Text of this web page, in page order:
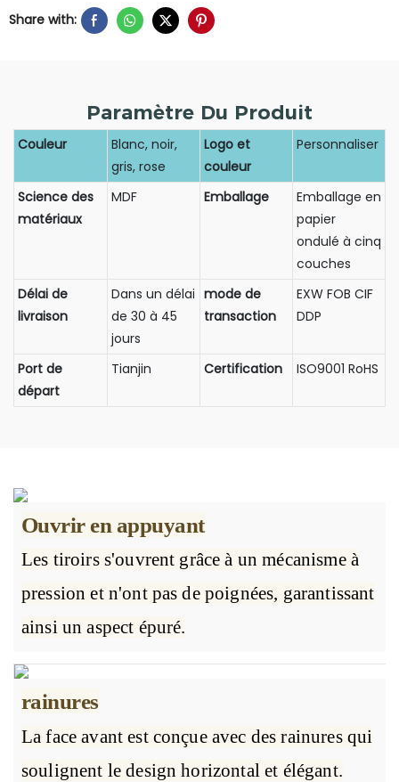
Share with:
Paramètre Du Produit
Couleur
Blanc, noir,
gris, rose
Logo et
couleur
Personnaliser
Science des
matériaux
MDF Emballage
Emballage en
papier
ondulé à cinq
couches
Délai de
livraison
Dans un délai
de 30 à 45
jours
mode de
transaction
EXW FOB CIF
DDP
Port de
départ
Tianjin Certification ISO9001 RoHS
Ouvrir en appuyant
Les tiroirs s'ouvrent grâce à un mécanisme à
pression et n'ont pas de poignées, garantissant
ainsi un aspect épuré.
rainures
La face avant est conçue avec des rainures qui
soulignent le design horizontal et élégant.